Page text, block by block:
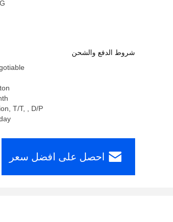
شروط الدفع والشحن
T/T, , D/P
احصل على افضل سعر